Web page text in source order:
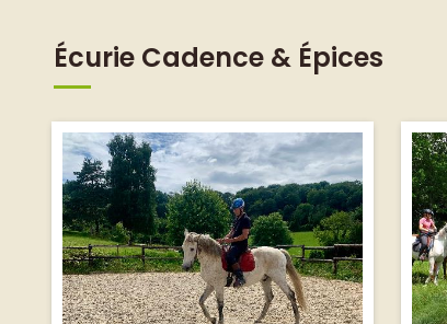
Écurie Cadence & Épices